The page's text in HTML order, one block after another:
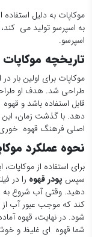
موکاپات به دلیل
به اسپرسو تولید می
اسپرسو.
تاریخچه موکاپات
طراحی شد. هدف او
قابل استفاده باشد و
دهد. با گذشت زمان، این
اصلی فرهنگ قهوه خوری
نحوه عملکرد
برای استفاده از
سپس پودر قهوه را در
دهید. وقتی آب شروع به
کند که موجب عبور آب
شود. در نهایت، قهوه
شما قهوه ای غلیظ و